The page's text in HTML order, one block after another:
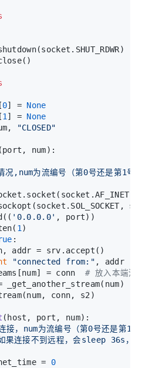
0] = None
1 ] = None
"CLOSED"
(port, num):
况,num为流编号（第0号还是第1号）
'0.0.0.0' , port))
1 )
:
addr = srv.accept()
"connected from:" , addr
= conn
# 放入本端流对
_get_another_stream(num)
conn, s2)
( host, port, num):
连接，num为流编号（第0号还是第1号）
连接不到远程，会sleep 36s，最
=
0